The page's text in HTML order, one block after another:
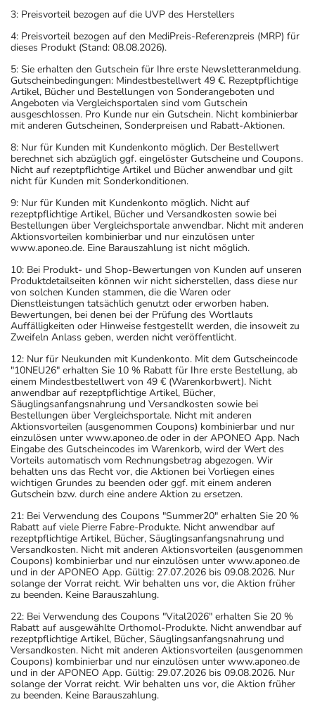
3: Preisvorteil bezogen auf die UVP des Herstellers
4: Preisvorteil bezogen auf den MediPreis-Referenzpreis (MRP) für
dieses Produkt (Stand: 08.08.2026).
5: Sie erhalten den Gutschein für Ihre erste Newsletteranmeldung.
Gutscheinbedingungen: Mindestbestellwert 49 €. Rezeptpflichtige
Artikel, Bücher und Bestellungen von Sonderangeboten und
Angeboten via Vergleichsportalen sind vom Gutschein
ausgeschlossen. Pro Kunde nur ein Gutschein. Nicht kombinierbar
mit anderen Gutscheinen, Sonderpreisen und Rabatt-Aktionen.
8: Nur für Kunden mit Kundenkonto möglich. Der Bestellwert
berechnet sich abzüglich ggf. eingelöster Gutscheine und Coupons.
Nicht auf rezeptpflichtige Artikel und Bücher anwendbar und gilt
nicht für Kunden mit Sonderkonditionen.
9: Nur für Kunden mit Kundenkonto möglich. Nicht auf
rezeptpflichtige Artikel, Bücher und Versandkosten sowie bei
Bestellungen über Vergleichsportale anwendbar. Nicht mit anderen
Aktionsvorteilen kombinierbar und nur einzulösen unter
www.aponeo.de. Eine Barauszahlung ist nicht möglich.
10: Bei Produkt- und Shop-Bewertungen von Kunden auf unseren
Produktdetailseiten können wir nicht sicherstellen, dass diese nur
von solchen Kunden stammen, die die Waren oder
Dienstleistungen tatsächlich genutzt oder erworben haben.
Bewertungen, bei denen bei der Prüfung des Wortlauts
Auffälligkeiten oder Hinweise festgestellt werden, die insoweit zu
Zweifeln Anlass geben, werden nicht veröffentlicht.
12: Nur für Neukunden mit Kundenkonto. Mit dem Gutscheincode
"10NEU26" erhalten Sie 10 % Rabatt für Ihre erste Bestellung, ab
einem Mindestbestellwert von 49 € (Warenkorbwert). Nicht
anwendbar auf rezeptpflichtige Artikel, Bücher,
Säuglingsanfangsnahrung und Versandkosten sowie bei
Bestellungen über Vergleichsportale. Nicht mit anderen
Aktionsvorteilen (ausgenommen Coupons) kombinierbar und nur
einzulösen unter www.aponeo.de oder in der APONEO App. Nach
Eingabe des Gutscheincodes im Warenkorb, wird der Wert des
Vorteils automatisch vom Rechnungsbetrag abgezogen. Wir
behalten uns das Recht vor, die Aktionen bei Vorliegen eines
wichtigen Grundes zu beenden oder ggf. mit einem anderen
Gutschein bzw. durch eine andere Aktion zu ersetzen.
21: Bei Verwendung des Coupons "Summer20" erhalten Sie 20 %
Rabatt auf viele Pierre Fabre-Produkte. Nicht anwendbar auf
rezeptpflichtige Artikel, Bücher, Säuglingsanfangsnahrung und
Versandkosten. Nicht mit anderen Aktionsvorteilen (ausgenommen
Coupons) kombinierbar und nur einzulösen unter www.aponeo.de
und in der APONEO App. Gültig: 27.07.2026 bis 09.08.2026. Nur
solange der Vorrat reicht. Wir behalten uns vor, die Aktion früher
zu beenden. Keine Barauszahlung.
22: Bei Verwendung des Coupons "Vital2026" erhalten Sie 20 %
Rabatt auf ausgewählte Orthomol-Produkte. Nicht anwendbar auf
rezeptpflichtige Artikel, Bücher, Säuglingsanfangsnahrung und
Versandkosten. Nicht mit anderen Aktionsvorteilen (ausgenommen
Coupons) kombinierbar und nur einzulösen unter www.aponeo.de
und in der APONEO App. Gültig: 29.07.2026 bis 09.08.2026. Nur
solange der Vorrat reicht. Wir behalten uns vor, die Aktion früher
zu beenden. Keine Barauszahlung.